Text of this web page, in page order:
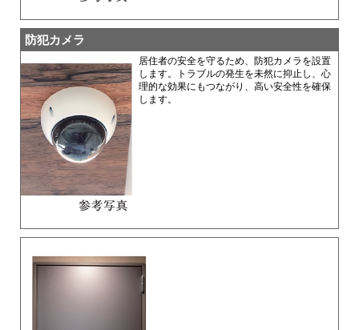
防犯カメラ
居住者の安全を守るため、防犯カメラを設置
します。トラブルの発生を未然に抑止し、心
理的な効果にもつながり、高い安全性を確保
します。